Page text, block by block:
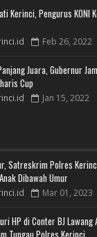
Kerinci, Pengurus KONI
Feb 26, 2022
Juara, Gubernur
Cup
Jan 15, 2022
Satreskrim Polres
Dibawah Umur
Mar 01, 2023
HP di Conter BJ Lawang